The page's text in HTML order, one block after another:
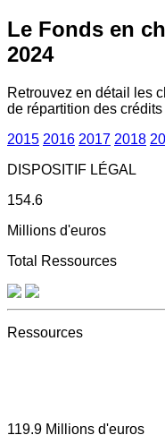
Le Fonds en
2024
Retrouvez en détail les
de répartition des crédits
2015 2016 2017 2018
DISPOSITIF LÉGAL
154.6
Millions d'euros
Total Ressources
Ressources
119.9 Millions d'euros